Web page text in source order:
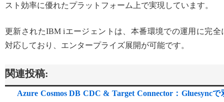
スト効率に優れたプラットフォーム上で実現しています。
更新されたIBM iエージェントは、本番環境での運用に完全
対応しており、エンタープライズ展開が可能です。
関連投稿:
Azure Cosmos DB CDC & Target Connector：Gluesyncで